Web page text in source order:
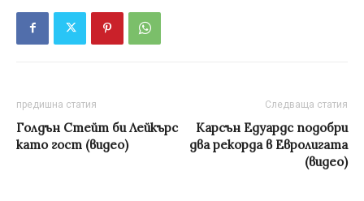
предишна статия
Голдън Стейт би Лейкърс
като гост (видео)
Следваща статия
Карсън Едуардс подобри
два рекорда в Евролигата
(видео)